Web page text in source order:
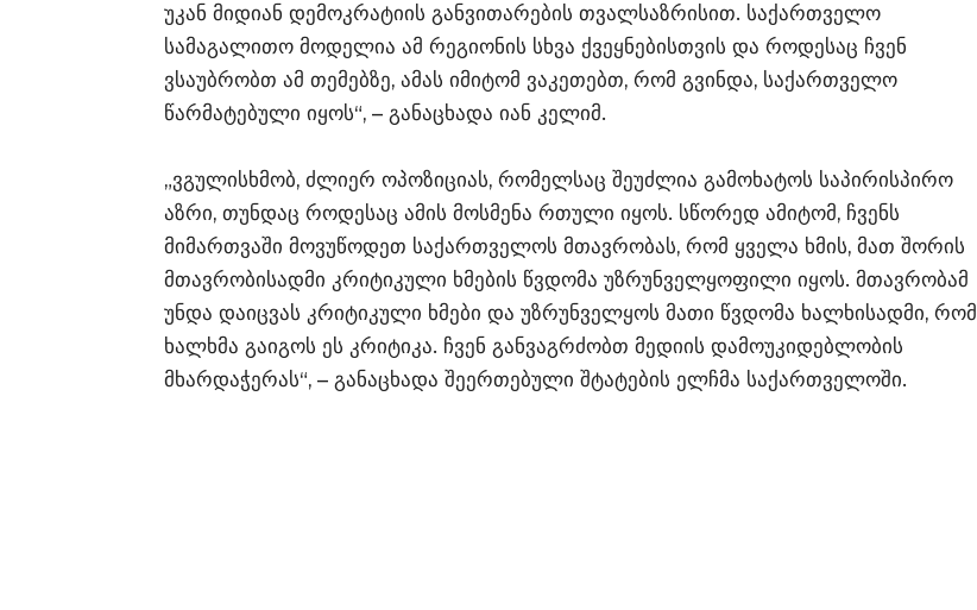
უკან მიდიან დემოკრატიის განვითარების თვალსაზრისით. საქართველო
სამაგალითო მოდელია ამ რეგიონის სხვა ქვეყნებისთვის და როდესაც ჩვენ
ვსაუბრობთ ამ თემებზე, ამას იმიტომ ვაკეთებთ, რომ გვინდა, საქართველო
წარმატებული იყოს“, – განაცხადა იან კელიმ.
„ვგულისხმობ, ძლიერ ოპოზიციას, რომელსაც შეუძლია გამოხატოს საპირისპირო
აზრი, თუნდაც როდესაც ამის მოსმენა რთული იყოს. სწორედ ამიტომ, ჩვენს
მიმართვაში მოვუწოდეთ საქართველოს მთავრობას, რომ ყველა ხმის, მათ შორის
მთავრობისადმი კრიტიკული ხმების წვდომა უზრუნველყოფილი იყოს. მთავრობამ
უნდა დაიცვას კრიტიკული ხმები და უზრუნველყოს მათი წვდომა ხალხისადმი, რომ
ხალხმა გაიგოს ეს კრიტიკა. ჩვენ განვაგრძობთ მედიის დამოუკიდებლობის
მხარდაჭერას“, – განაცხადა შეერთებული შტატების ელჩმა საქართველოში.